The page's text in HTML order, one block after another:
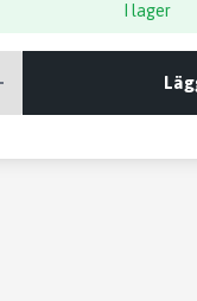
I lager